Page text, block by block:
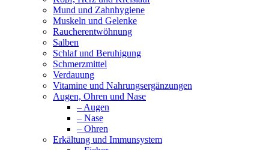
Mund und Zahnhygiene
Muskeln und Gelenke
Raucherentwöhnung
Salben
Schlaf und Beruhigung
Schmerzmittel
Verdauung
Vitamine und Nahrungsergänzungen
Augen, Ohren und Nase
– Augen
– Nase
– Ohren
Erkältung und Immunsystem